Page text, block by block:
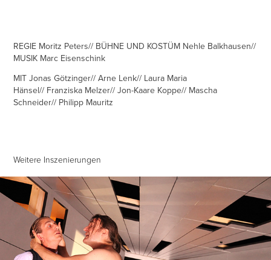
REGIE Moritz Peters// BÜHNE UND KOSTÜM Nehle Balkhausen//
MUSIK Marc Eisenschink
MIT Jonas Götzinger// Arne Lenk// Laura Maria
Hänsel// Franziska Melzer// Jon-Kaare Koppe// Mascha
Schneider// Philipp Mauritz
Weitere Inszenierungen
DER ZERBROCHNE KRUG